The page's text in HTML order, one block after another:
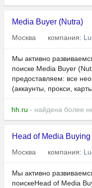
Media Buyer (Nutra)
Москва компания:
Мы активно
поиске Media Buyer
предоставляем: все
(аккаунты, прокси,
hh.ru - найдена более
Head of Media
Москва компания:
Мы активно
поискеHead of Media